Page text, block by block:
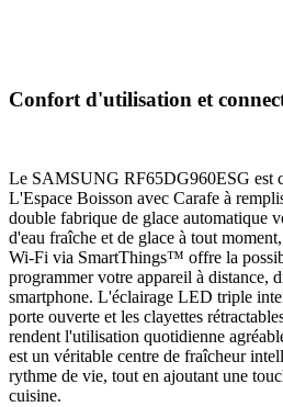
Confort d'utilisation et
Le SAMSUNG RF65DG960ESG est
L'Espace Boisson avec Carafe à
double fabrique de glace automatique
d'eau fraîche et de glace à tout
Wi-Fi via SmartThings™ offre la
programmer votre appareil à distance,
smartphone. L'éclairage LED triple
porte ouverte et les clayettes
rendent l'utilisation quotidienne
est un véritable centre de fraîcheur
rythme de vie, tout en ajoutant une
cuisine.